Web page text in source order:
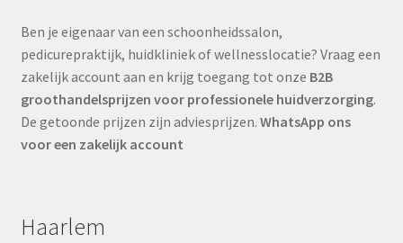
Ben je eigenaar van een schoonheidssalon,
pedicurepraktijk, huidkliniek of wellnesslocatie? Vraag een
zakelijk account aan en krijg toegang tot onze B2B
groothandelsprijzen voor professionele huidverzorging.
De getoonde prijzen zijn adviesprijzen. WhatsApp ons
voor een zakelijk account
Haarlem